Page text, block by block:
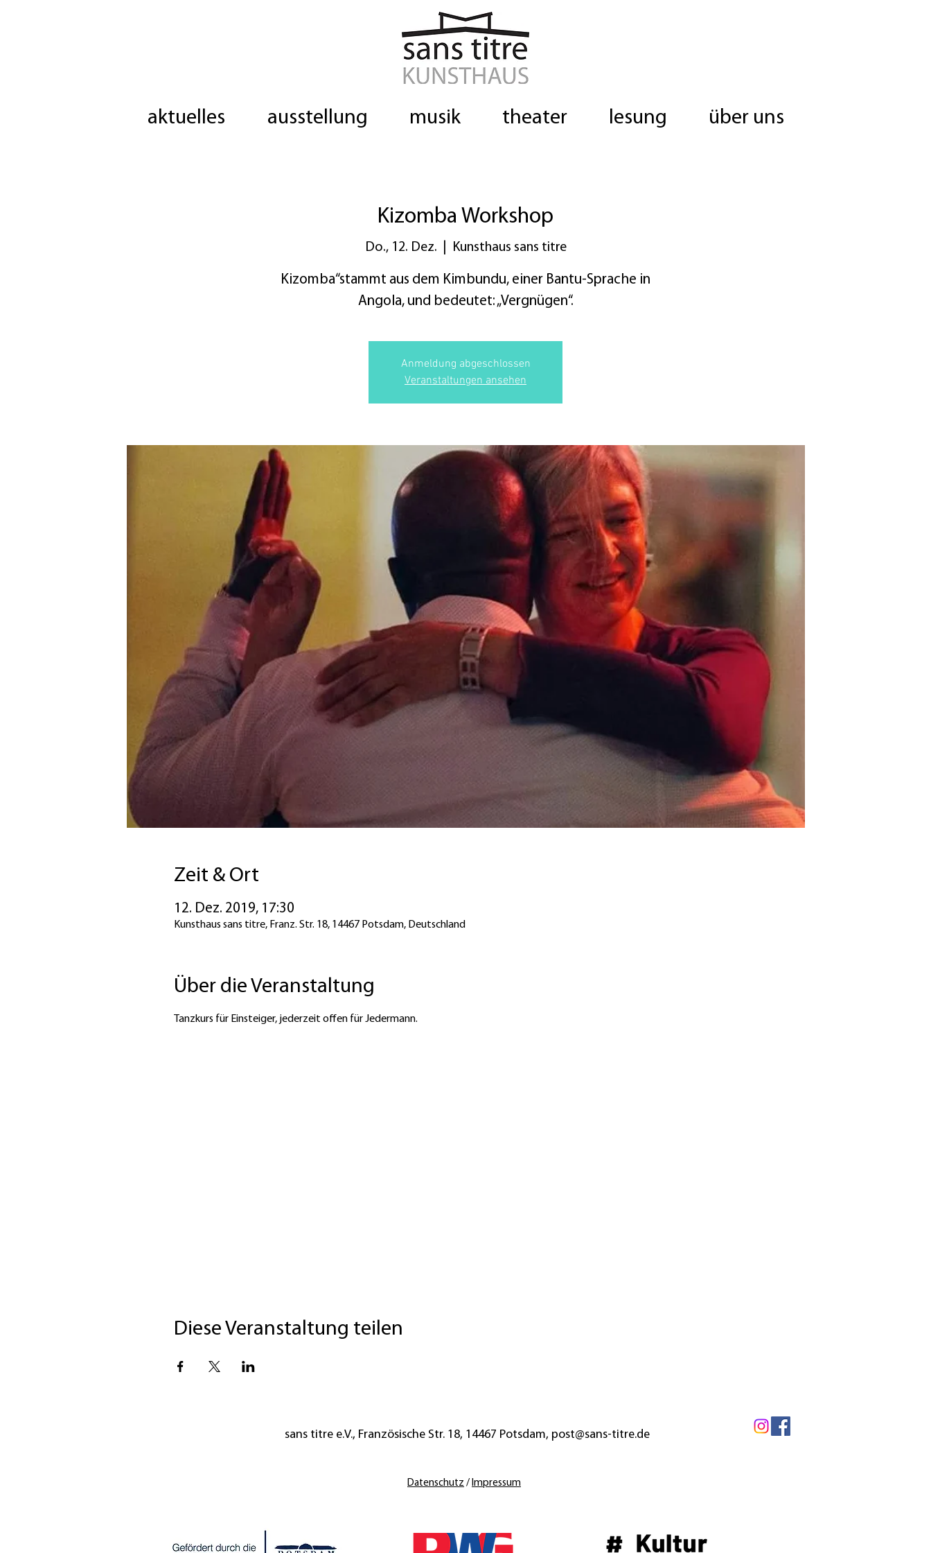
aktuelles ausstellung musik theater lesung über uns
Kizomba Workshop
Do., 12. Dez. Kunsthaus sans titre
Kizomba“stammt aus dem Kimbundu, einer Bantu-Sprache in
Angola, und bedeutet: „Vergnügen“.
Anmeldung abgeschlossen
Veranstaltungen ansehen
Zeit & Ort
12. Dez. 2019, 17:30
Kunsthaus sans titre, Franz. Str. 18, 14467 Potsdam, Deutschland
Über die Veranstaltung
Tanzkurs für Einsteiger, jederzeit offen für Jedermann.
Diese Veranstaltung teilen
sans titre e.V., Französische Str. 18, 14467 Potsdam, post@sans-titre.de
Datenschutz / Impressum